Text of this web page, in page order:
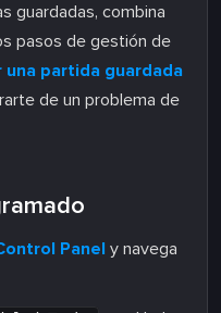
guardadas, combina
pasos de gestión de
partida guardada
de un problema de
Panel y navega